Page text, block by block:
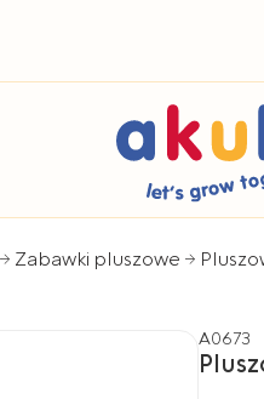
Zabawki pluszowe
A0673